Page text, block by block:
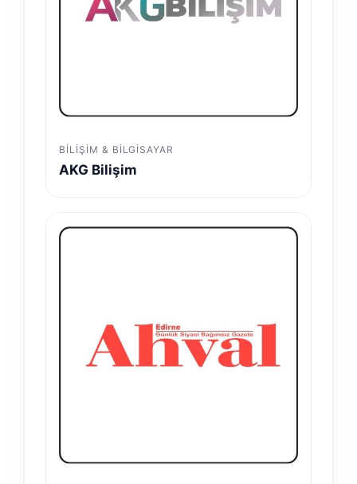
BILIŞIM & BILGISAYAR
AKG Bilişim